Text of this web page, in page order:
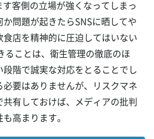
客側の立場が強くなってしまっ
問題が起きたらSNSに晒してや
店を精神的に圧迫してはいない
ることは、衛生管理の徹底のほ
階で誠実な対応をとることでし
要はありませんが、リスクマネ
有しておけば、メディアの批判
高まります。